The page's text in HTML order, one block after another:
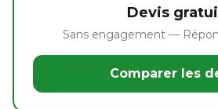
Devis
Sans engagement —
Comparer les